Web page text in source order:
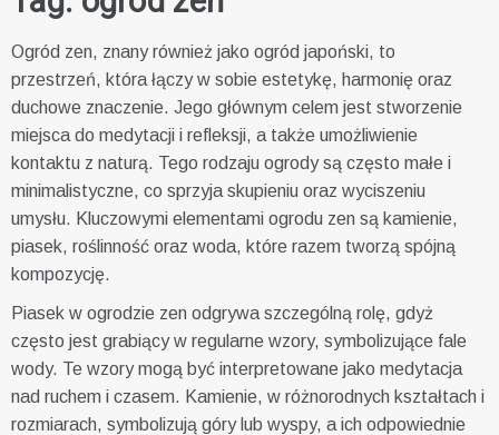
Ogród zen, znany również jako ogród japoński, to
przestrzeń, która łączy w sobie estetykę, harmonię oraz
duchowe znaczenie. Jego głównym celem jest stworzenie
miejsca do medytacji i refleksji, a także umożliwienie
kontaktu z naturą. Tego rodzaju ogrody są często małe i
minimalistyczne, co sprzyja skupieniu oraz wyciszeniu
umysłu. Kluczowymi elementami ogrodu zen są kamienie,
piasek, roślinność oraz woda, które razem tworzą spójną
kompozycję.
Piasek w ogrodzie zen odgrywa szczególną rolę, gdyż
często jest grabiący w regularne wzory, symbolizujące fale
wody. Te wzory mogą być interpretowane jako medytacja
nad ruchem i czasem. Kamienie, w różnorodnych kształtach i
rozmiarach, symbolizują góry lub wyspy, a ich odpowiednie